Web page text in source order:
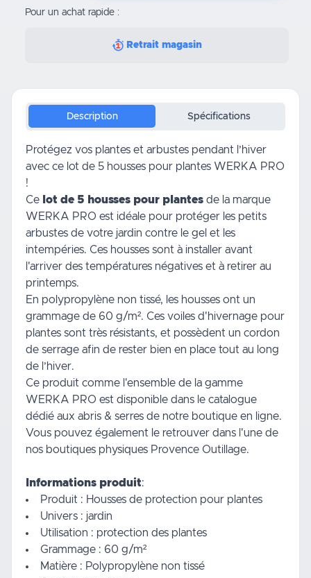
Pour un achat rapide :
Retrait magasin
Description Spécifications
Protégez vos plantes et arbustes pendant l’hiver
avec ce lot de 5 housses pour plantes WERKA PRO
!
Ce lot de 5 housses pour plantes de la marque
WERKA PRO est idéale pour protéger les petits
arbustes de votre jardin contre le gel et les
intempéries. Ces housses sont à installer avant
l'arriver des températures négatives et à retirer au
printemps.
En polypropylène non tissé, les housses ont un
grammage de 60 g/m². Ces voiles d'hivernage pour
plantes sont très résistants, et possèdent un cordon
de serrage afin de rester bien en place tout au long
de l’hiver.
Ce produit comme l'ensemble de la gamme
WERKA PRO est disponible dans le catalogue
dédié aux abris & serres de notre boutique en ligne.
Vous pouvez également le retrouver dans l'une de
nos boutiques physiques Provence Outillage.
Informations produit:
Produit : Housses de protection pour plantes
Univers : jardin
Utilisation : protection des plantes
Grammage : 60 g/m²
Matière : Polypropylène non tissé